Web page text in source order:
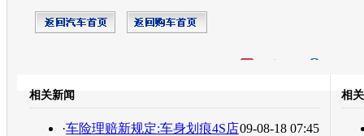
转发至：
相关新闻
09-08-18 07:45
·车险理赔新规定:车身划痕4S店
相